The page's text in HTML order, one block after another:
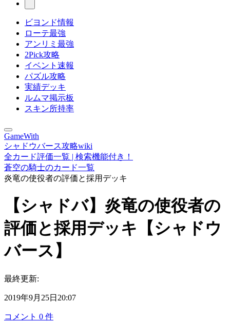
ビヨンド情報
ローテ最強
アンリミ最強
2Pick攻略
イベント速報
パズル攻略
実績デッキ
ルムマ掲示板
スキン所持率
GameWith
シャドウバース攻略wiki
全カード評価一覧 | 検索機能付き！
蒼空の騎士のカード一覧
炎竜の使役者の評価と採用デッキ
【シャドバ】炎竜の使役者の
評価と採用デッキ【シャドウ
バース】
最終更新:
2019年9月25日20:07
コメント 0 件